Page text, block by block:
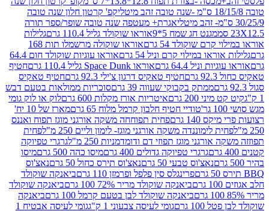
קפ' קרטון חלון שנה טובה
אגרת+ מעטפה שנה טובה שופר/ספר תורה
מגנט חג שמח 5*9
אוראו שוקולד גליל 110.4 גרם
גלילות
קרם שוקולד 54 גרם
אוראו שוקולה מרשמלו תות 168
במילוי קרם וניל 54 גרם
אוראו עוגיות שוקולד חום 64.4
וניל 64.4 גרם
אוראו Space Dunk גליל 110.4 גרם
חטיף
חטיף טאקיס דרגון צ'ילי 92.3 גרם
חטיף טאקיס
ממתק בקבוקי שעווה 39 גרם
סוכריות ממולאות בטעם דבש
200 גרם
איטריות אורז מקלות 600 גרם
לוק או לוק גומי
טודיי חטיף חלבון קרמל מלוח 65 גרם
מארז של 10 יח'
140 גרם
פחית תפוחחה משקה אורגני מוגז תפוח ואננס
לימוננדה משקה אורגני מוגז- לימון וליים 250 מ"ל
פחית
מוגז תפוזי דם ודומדמניות 250 מ"ל
גרגרי טפיוקה
גרגרי טפיוקה גדולים 400 גרם
מיסו כהה 500 גרם
מיסו
נאצ'וס טבעי 50 גרם
נאצ'וס תירס כחול 50 גרם
נאצ'וס
פרינגלס סין פלפל ופרמזן 110 גרם
ביאנקה שוקולד
ביאנקה שוקולד מריר 72% 100 גרם
ביאנקה שוקולד
ביאנקה שוקולד לבן בטעם קרמל 100 גרם
ביאנקה
גרם
גומי לעיסה צבעוני 1 ק"ג גומי לעיסה אבטיח 1